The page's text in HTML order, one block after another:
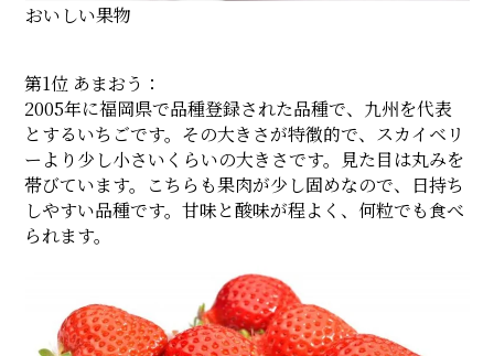
おいしい果物
第1位 あまおう：
2005年に福岡県で品種登録された品種で、九州を代表
とするいちごです。その大きさが特徴的で、スカイベリ
ーより少し小さいくらいの大きさです。見た目は丸みを
帯びています。こちらも果肉が少し固めなので、日持ち
しやすい品種です。甘味と酸味が程よく、何粒でも食べ
られます。